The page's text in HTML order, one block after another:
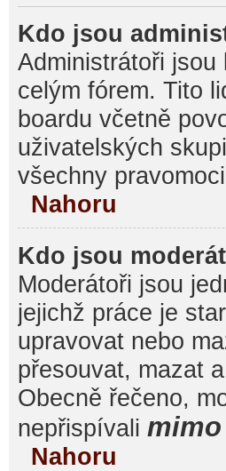
Kdo jsou
Administrátoři
celým fórem. Tito
boardu včetně
uživatelských
všechny
Nahoru
Kdo jsou
Moderátoři jsou
jejichž práce je
upravovat nebo
přesouvat, mazat
Obecně řečeno,
nepřispívali
Nahoru